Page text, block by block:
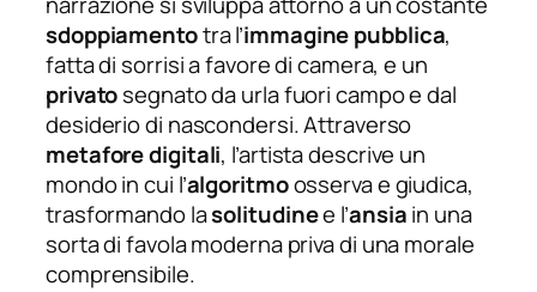
sdoppiamentotra l’immagine pubblica,
fatta di sorrisi a favore di camera, e un
privatosegnato da urla fuori campo e dal
desiderio di nascondersi. Attraverso
metafore digitali, l’artista descrive un
mondo in cui l’algoritmoosserva e giudica,
trasformando lasolitudinee l’ansiain una
sorta di favola moderna priva di una morale
comprensibile.